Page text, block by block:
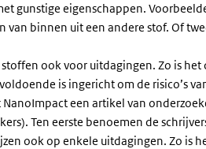
gunstige eigenschappen.
van binnen uit een andere stof. Of
ook voor uitdagingen. Zo is het
is ingericht om de risico’s
een artikel van
Ten eerste benoemen de
ook op enkele uitdagingen. Zo is